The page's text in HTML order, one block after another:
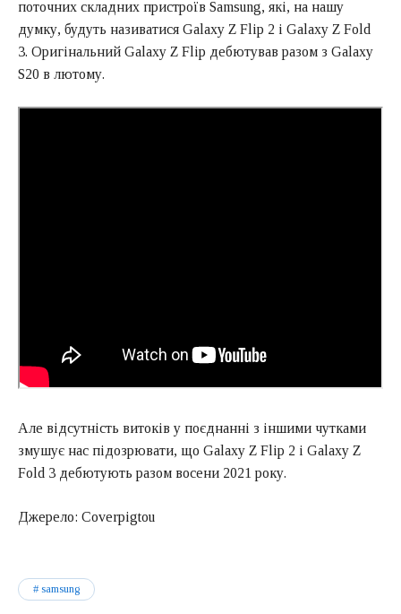
поточних складних пристроїв Samsung, які, на нашу
думку, будуть називатися Galaxy Z Flip 2 і Galaxy Z Fold
3. Оригінальний Galaxy Z Flip дебютував разом з Galaxy
S20 в лютому.
Але відсутність витоків у поєднанні з іншими чутками
змушує нас підозрювати, що Galaxy Z Flip 2 і Galaxy Z
Fold 3 дебютують разом восени 2021 року.
Джерело: Coverpigtou
samsung